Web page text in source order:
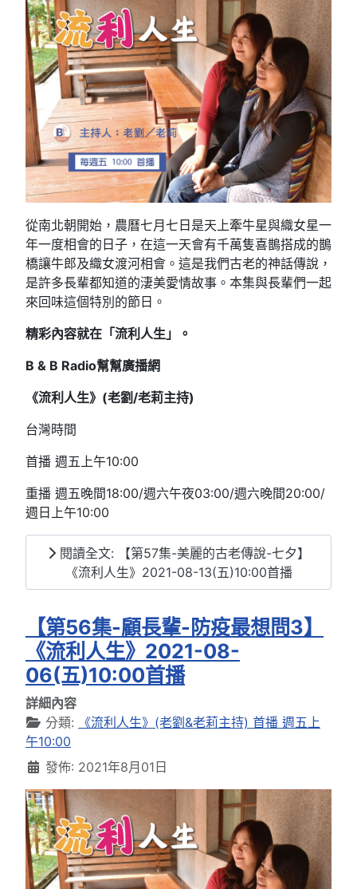
從南北朝開始，農曆七月七日是天上牽牛星與織女星一
年一度相會的日子，在這一天會有千萬隻喜鵲搭成的鵲
橋讓牛郎及織女渡河相會。這是我們古老的神話傳說，
是許多長輩都知道的淒美愛情故事。本集與長輩們一起
來回味這個特別的節日。
精彩內容就在「流利人生」。
B & B Radio幫幫廣播網
《流利人生》(老劉/老莉主持)
台灣時間
首播 週五上午10:00
重播 週五晚間18:00/週六午夜03:00/週六晚間20:00/
週日上午10:00
閱讀全文: 【第57集-美麗的古老傳說-七夕】
《流利人生》2021-08-13(五)10:00首播
【第56集-顧長輩-防疫最想問3】
《流利人生》2021-08-
06(五)10:00首播
詳細內容
分類:
《流利人生》(老劉&老莉主持) 首播 週五上
午10:00
發佈: 2021年8月01日